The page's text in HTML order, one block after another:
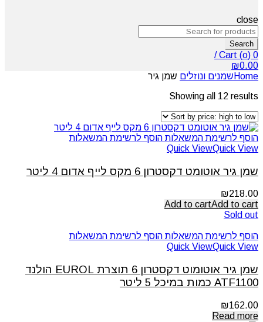
close
Search
Cart (o) 0
/
₪0.00
Home שמנים ונוזלים שמן גיר
Showing all 12 results
הוסף לרשימת המשאלות הוסף לרשימת המשאלות
Quick ViewQuick View
שמן גיר אוטומט דקסטרון 6 מקס לייף אדום 4 ליטר
₪218.00
Add to cartAdd to cart
Sold out
הוסף לרשימת המשאלות הוסף לרשימת המשאלות
Quick ViewQuick View
שמן גיר אוטומוט דקסטרון 6 תוצרת EUROL הולנד
ATF1100 כמות במיכל 5 ליטר
₪162.00
Read more